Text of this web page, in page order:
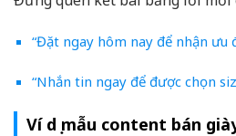
“Đặt ngay hôm nay để nhận ưu
“Nhắn tin ngay để được chọn
Ví dụ mẫu content bán